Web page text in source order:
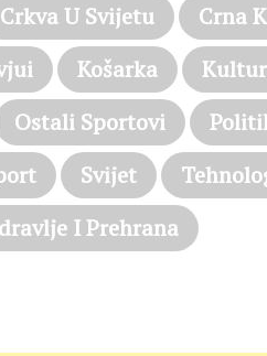
Crkva U Svijetu Crna
Košarka
Ostali Sportovi
Svijet
I Prehrana